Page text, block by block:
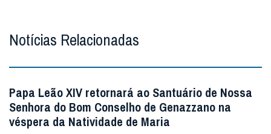
Notícias Relacionadas
Papa Leão XIV retornará ao Santuário de Nossa
Senhora do Bom Conselho de Genazzano na
véspera da Natividade de Maria